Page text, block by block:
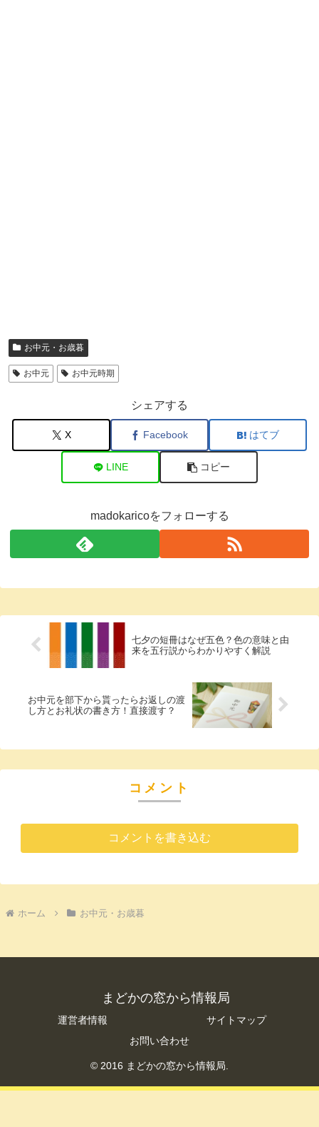
お中元・お歳暮
お中元 お中元時期
シェアする
X Facebook はてブ
LINE コピー
madokaricoをフォローする
七夕の短冊はなぜ五色？色の意味と由
来を五行説からわかりやすく解説
お中元を部下から貰ったらお返しの渡
し方とお礼状の書き方！直接渡す？
コメント
コメントを書き込む
ホーム お中元・お歳暮
まどかの窓から情報局
運営者情報
サイトマップ
お問い合わせ
© 2016 まどかの窓から情報局.